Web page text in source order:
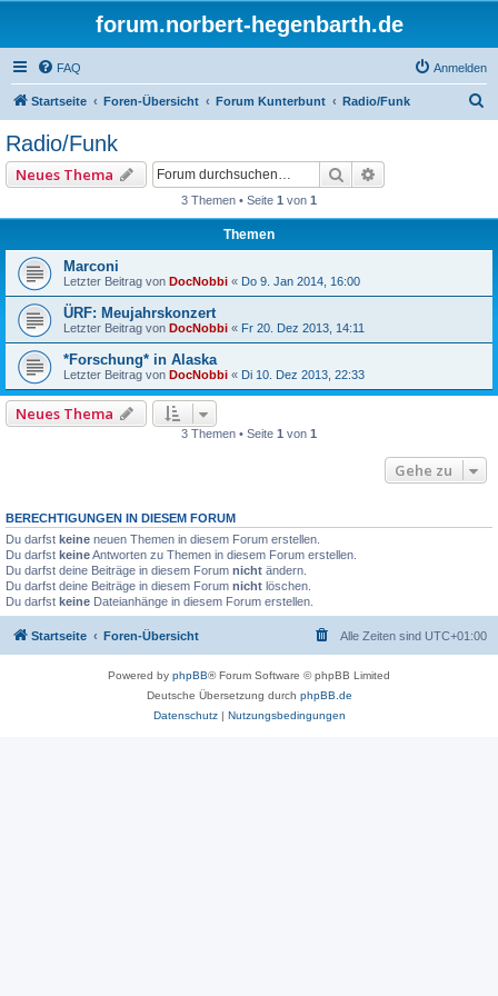
forum.norbert-hegenbarth.de
FAQ Anmelden
Startseite Foren-Übersicht Forum Kunterbunt Radio/Funk
Radio/Funk
Neues Thema Suche
3 Themen • Seite 1 von 1
Themen
Marconi
Letzter Beitrag von DocNobbi « Do 9. Jan 2014, 16:00
ÜRF: Meujahrskonzert
Letzter Beitrag von DocNobbi « Fr 20. Dez 2013, 14:11
*Forschung* in Alaska
Letzter Beitrag von DocNobbi « Di 10. Dez 2013, 22:33
Neues Thema
3 Themen • Seite 1 von 1
Gehe zu
BERECHTIGUNGEN IN DIESEM FORUM
Du darfst keine neuen Themen in diesem Forum erstellen.
Du darfst keineAntworten zu Themen in diesem Forum erstellen.
Du darfst deine Beiträge in diesem Forum nicht ändern.
Du darfst deine Beiträge in diesem Forum nicht löschen.
Du darfst keine Dateianhänge in diesem Forum erstellen.
Startseite Foren-Übersicht Alle Zeiten sind UTC+01:00
Powered by phpBB® Forum Software © phpBB Limited
Deutsche Übersetzung durch phpBB.de
Datenschutz| Nutzungsbedingungen